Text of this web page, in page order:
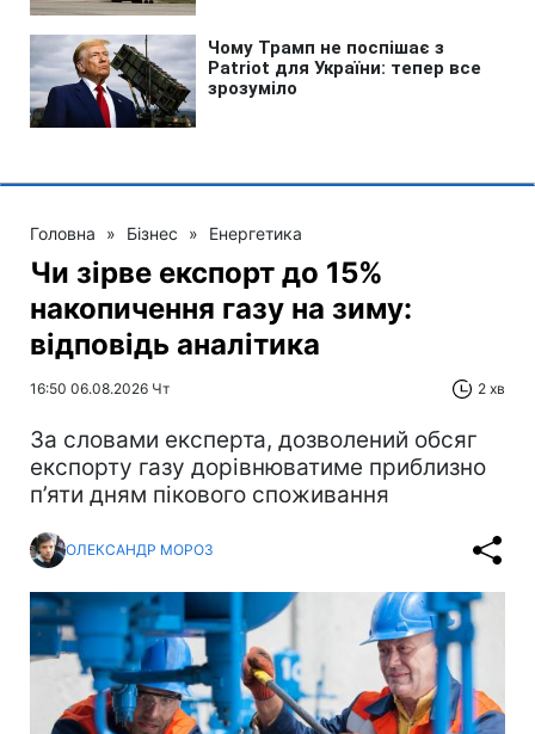
Головна » Бізнес » Енергетика
Чи зірве експорт до 15%
накопичення газу на зиму:
відповідь аналітика
16:50 06.08.2026 Чт 2 хв
За словами експерта, дозволений обсяг
експорту газу дорівнюватиме приблизно
п’яти дням пікового споживання
ОЛЕКСАНДР МОРОЗ